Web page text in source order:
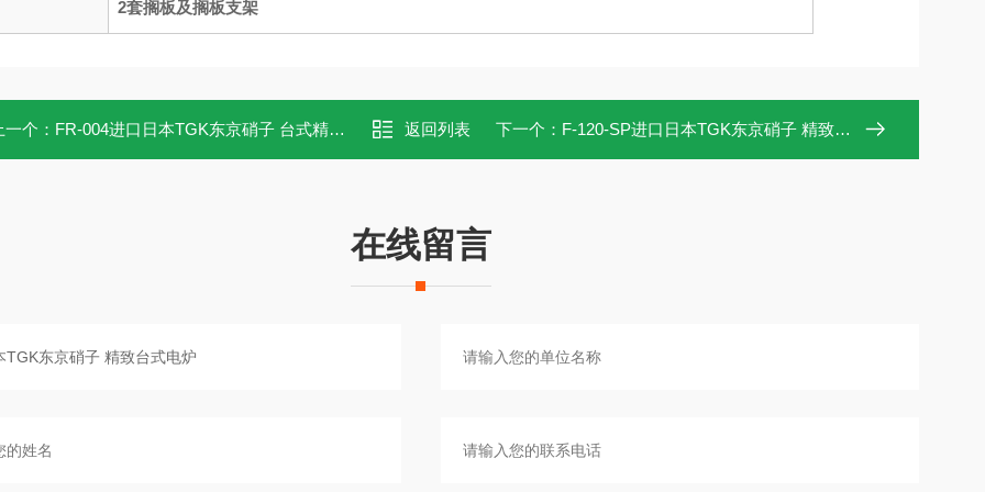
2套搁板及搁板支架
一个： FR-004进口日本TGK东京硝子 台式精密恒温水浴锅 返回列表 下一个： F-120-SP进口日本TGK东京硝子 精致台式电炉
在线留言